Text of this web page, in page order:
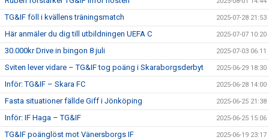
TG&IF föll i kvällens träningsmatch 2025-07-28 21:53
Här anmäler du dig till utbildningen UEFA C 2025-07-07 10:20
30.000kr Drive in bingon 8 juli 2025-07-03 06:11
Sviten lever vidare – TG&IF tog poäng i Skaraborgsderbyt 2025-06-29 18:30
Inför: TG&IF – Skara FC 2025-06-28 14:00
Fasta situationer fällde Giff i Jönköping 2025-06-25 21:38
Inför: IF Haga – TG&IF 2025-06-25 15:06
TG&IF poänglöst mot Vänersborgs IF 2025-06-19 23:17